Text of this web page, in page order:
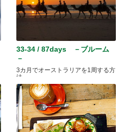
33-34 / 87days －ブルーム
－
3カ月でオーストラリアを1周する方
法